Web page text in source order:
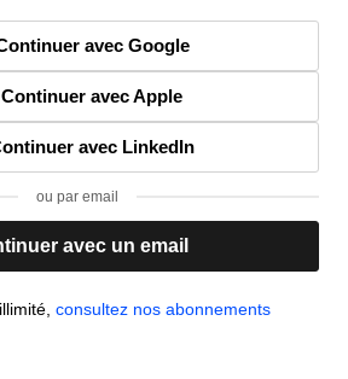
avec Google
Continuer avec Apple
avec LinkedIn
ou par email
avec un email
consultez nos abonnements